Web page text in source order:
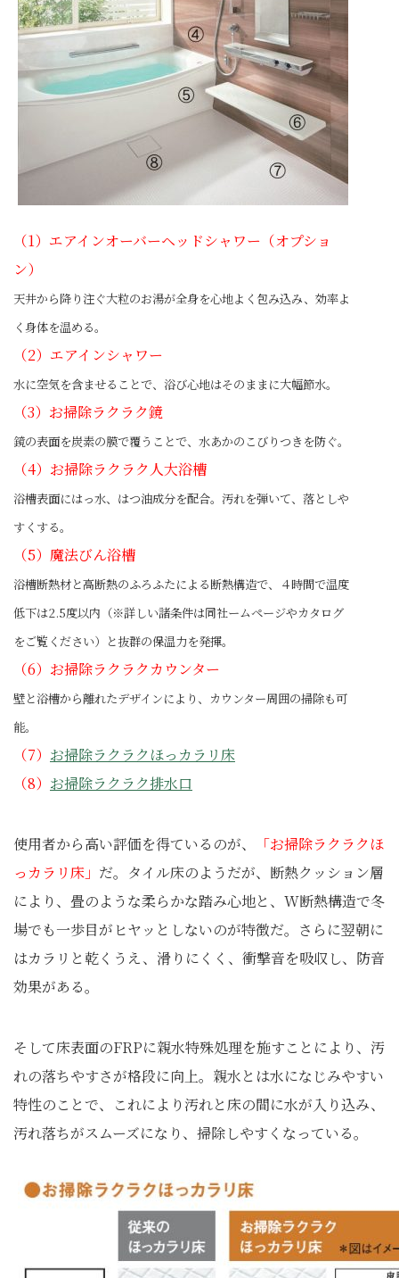
（1）エアインオーバーヘッドシャワー（オプショ
ン）
天井から降り注ぐ大粒のお湯が全身を心地よく包み込み、効率よ
く身体を温める。
（2）エアインシャワー
水に空気を含ませることで、浴び心地はそのままに大幅節水。
（3）お掃除ラクラク鏡
鏡の表面を炭素の膜で覆うことで、水あかのこびりつきを防ぐ。
（4）お掃除ラクラク人大浴槽
浴槽表面にはっ水、はつ油成分を配合。汚れを弾いて、落としや
すくする。
（5）魔法びん浴槽
浴槽断熱材と高断熱のふろふたによる断熱構造で、４時間で温度
低下は2.5度以内（※詳しい諸条件は同社ームページやカタログ
をご覧ください）と抜群の保温力を発揮。
（6）お掃除ラクラクカウンター
壁と浴槽から離れたデザインにより、カウンター周囲の掃除も可
能。
（7） お掃除ラクラクほっカラリ床
（8） お掃除ラクラク排水口
使用者から高い評価を得ているのが、
「お掃除ラクラクほ
っカラリ床」 だ。タイル床のようだが、断熱クッション層
により、畳のような柔らかな踏み心地と、W断熱構造で冬
場でも一歩目がヒヤッとしないのが特徴だ。さらに翌朝に
はカラリと乾くうえ、滑りにくく、衝撃音を吸収し、防音
効果がある。
そして床表面のFRPに親水特殊処理を施すことにより、汚
れの落ちやすさが格段に向上。親水とは水になじみやすい
特性のことで、これにより汚れと床の間に水が入り込み、
汚れ落ちがスムーズになり、掃除しやすくなっている。